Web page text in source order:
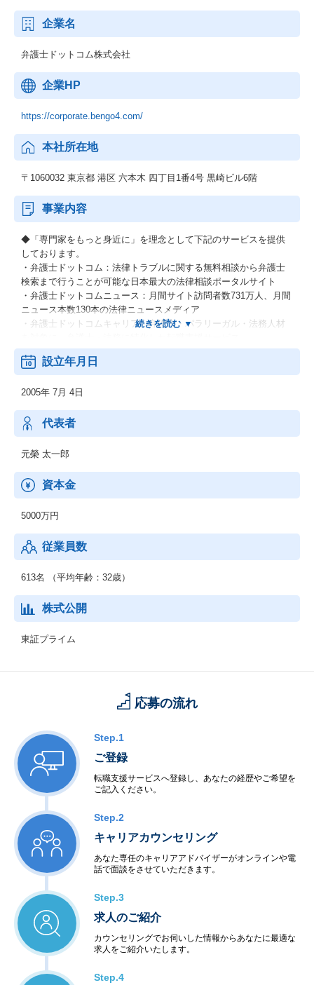
企業名
弁護士ドットコム株式会社
企業HP
https://corporate.bengo4.com/
本社所在地
〒1060032 東京都 港区 六本木 四丁目1番4号 黒崎ビル6階
事業内容
◆「専門家をもっと身近に」を理念として下記のサービスを提供
しております。
・弁護士ドットコム：法律トラブルに関する無料相談から弁護士
検索まで行うことが可能な日本最大の法律相談ポータルサイト
・弁護士ドットコムニュース：月間サイト訪問者数731万人、月間
ニュース本数130本の法律ニュースメディア
・弁護士ドットコムキャリア：弁護士・パラリーガル・法務人材
・EXCAREER：管理部門に特化した転職支援サービス
・BUSINESS LAWYERS：企業法務の第一線で活躍する弁護士
イト
・クラウドサイン：日本初のWeb 完結型クラウド契約サービス
・税理士ドットコム：税に関する悩み・問題を無料で税理士へ相
談したり税理士を検索をすることができるポータルサイト
設立年月日
2005年 7月 4日
代表者
元榮 太一郎
資本金
5000万円
従業員数
613名 （平均年齢：32歳）
株式公開
東証プライム
応募の流れ
Step.1
ご登録
転職支援サービスへ登録し、あなたの経歴やご希望を
ご記入ください。
Step.2
キャリアカウンセリング
あなた専任のキャリアアドバイザーがオンラインや電
話で面談をさせていただきます。
Step.3
求人のご紹介
カウンセリングでお伺いした情報からあなたに最適な
求人をご紹介いたします。
Step.4